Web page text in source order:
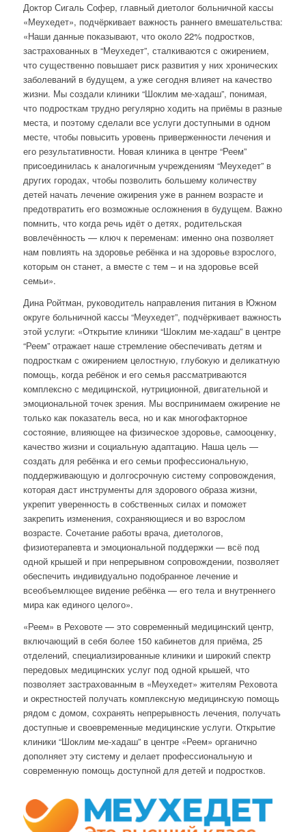
Доктор Сигаль Софер, главный диетолог больничной кассы
«Меухедет», подчёркивает важность раннего вмешательства:
«Наши данные показывают, что около 22% подростков,
застрахованных в “Меухедет”, сталкиваются с ожирением,
что существенно повышает риск развития у них хронических
заболеваний в будущем, а уже сегодня влияет на качество
жизни. Мы создали клиники “Шоклим ме-хадаш”, понимая,
что подросткам трудно регулярно ходить на приёмы в разные
места, и поэтому сделали все услуги доступными в одном
месте, чтобы повысить уровень приверженности лечения и
его результативности. Новая клиника в центре “Реем”
присоединилась к аналогичным учреждениям “Меухедет” в
других городах, чтобы позволить большему количеству
детей начать лечение ожирения уже в раннем возрасте и
предотвратить его возможные осложнения в будущем. Важно
помнить, что когда речь идёт о детях, родительская
вовлечённость — ключ к переменам: именно она позволяет
нам повлиять на здоровье ребёнка и на здоровье взрослого,
которым он станет, а вместе с тем – и на здоровье всей
семьи».
Дина Ройтман, руководитель направления питания в Южном
округе больничной кассы “Меухедет”, подчёркивает важность
этой услуги: «Открытие клиники “Шоклим ме-хадаш” в центре
“Реем” отражает наше стремление обеспечивать детям и
подросткам с ожирением целостную, глубокую и деликатную
помощь, когда ребёнок и его семья рассматриваются
комплексно с медицинской, нутриционной, двигательной и
эмоциональной точек зрения. Мы воспринимаем ожирение не
только как показатель веса, но и как многофакторное
состояние, влияющее на физическое здоровье, самооценку,
качество жизни и социальную адаптацию. Наша цель —
создать для ребёнка и его семьи профессиональную,
поддерживающую и долгосрочную систему сопровождения,
которая даст инструменты для здорового образа жизни,
укрепит уверенность в собственных силах и поможет
закрепить изменения, сохраняющиеся и во взрослом
возрасте. Сочетание работы врача, диетологов,
физиотерапевта и эмоциональной поддержки — всё под
одной крышей и при непрерывном сопровождении, позволяет
обеспечить индивидуально подобранное лечение и
всеобъемлющее видение ребёнка — его тела и внутреннего
мира как единого целого».
«Реем» в Реховоте — это современный медицинский центр,
включающий в себя более 150 кабинетов для приёма, 25
отделений, специализированные клиники и широкий спектр
передовых медицинских услуг под одной крышей, что
позволяет застрахованным в «Меухедет» жителям Реховота
и окрестностей получать комплексную медицинскую помощь
рядом с домом, сохранять непрерывность лечения, получать
доступные и своевременные медицинские услуги. Открытие
клиники “Шоклим ме-хадаш” в центре «Реем» органично
дополняет эту систему и делает профессиональную и
современную помощь доступной для детей и подростков.